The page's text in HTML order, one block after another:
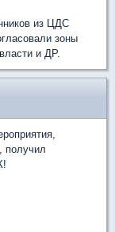
из ЦДС
зоны
и ДР.
получил